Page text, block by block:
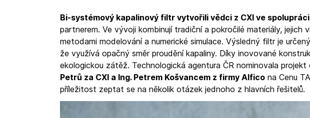
Bi-systémový kapalinový filtr vytvořili vědci z CXI ve
partnerem. Ve vývoji kombinují tradiční a pokročilé materiály, jejich
metodami modelování a numerické simulace. Výsledný filtr je
že využívá opačný směr proudění kapaliny. Díky inovované
ekologickou zátěž. Technologická agentura ČR nominovala projekt
Petrů za CXI a Ing. Petrem Košvancem z firmy Alfico na Cenu
příležitost zeptat se na několik otázek jednoho z hlavních řešitelů.